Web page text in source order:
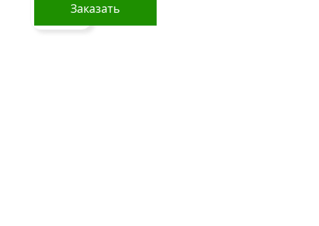
Заказать
Сборные букеты